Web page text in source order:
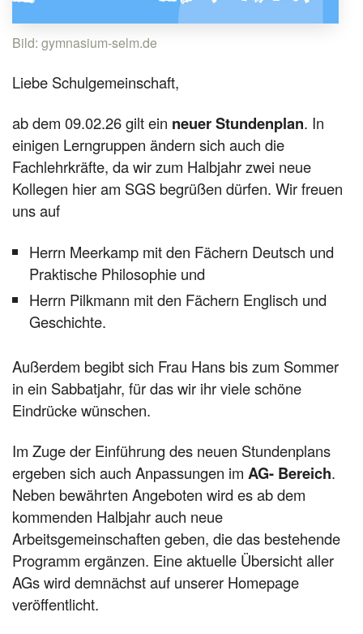
Bild: gymnasium-selm.de
Liebe Schulgemeinschaft,
ab dem 09.02.26 gilt ein neuer Stundenplan. In
einigen Lerngruppen ändern sich auch die
Fachlehrkräfte, da wir zum Halbjahr zwei neue
Kollegen hier am SGS begrüßen dürfen. Wir freuen
uns auf
Herrn Meerkamp mit den Fächern Deutsch und
Praktische Philosophie und
Herrn Pilkmann mit den Fächern Englisch und
Geschichte.
Außerdem begibt sich Frau Hans bis zum Sommer
in ein Sabbatjahr, für das wir ihr viele schöne
Eindrücke wünschen.
Im Zuge der Einführung des neuen Stundenplans
ergeben sich auch Anpassungen im AG- Bereich.
Neben bewährten Angeboten wird es ab dem
kommenden Halbjahr auch neue
Arbeitsgemeinschaften geben, die das bestehende
Programm ergänzen. Eine aktuelle Übersicht aller
AGs wird demnächst auf unserer Homepage
veröffentlicht.